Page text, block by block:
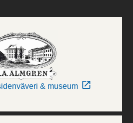
& museum